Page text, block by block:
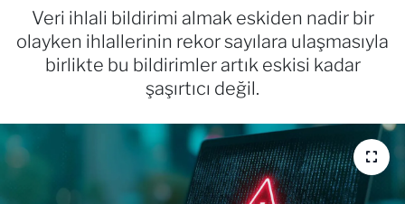
Veri ihlali bildirimi almak eskiden nadir bir
olayken ihlallerinin rekor sayılara ulaşmasıyla
birlikte bu bildirimler artık eskisi kadar
şaşırtıcı değil.